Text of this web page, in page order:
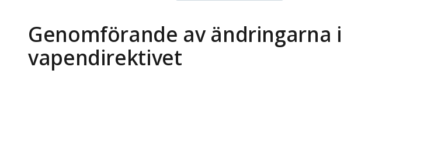
Genomförande av ändringarna i
vapendirektivet